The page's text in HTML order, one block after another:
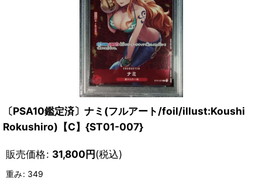
〔PSA10鑑定済〕ナミ(フルアート/foil/illust:Koushi
Rokushiro)【C】{ST01-007}
販売価格: 31,800円(税込)
重み: 349